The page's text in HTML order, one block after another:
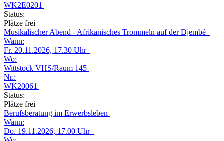
WK2E0201
Status:
Plätze frei
Musikalischer Abend - Afrikanisches Trommeln auf der Djembé
Wann:
Fr. 20.11.2026, 17.30 Uhr
Wo:
Wittstock VHS/Raum 145
Nr.:
WK20061
Status:
Plätze frei
Berufsberatung im Erwerbsleben
Wann:
Do. 19.11.2026, 17.00 Uhr